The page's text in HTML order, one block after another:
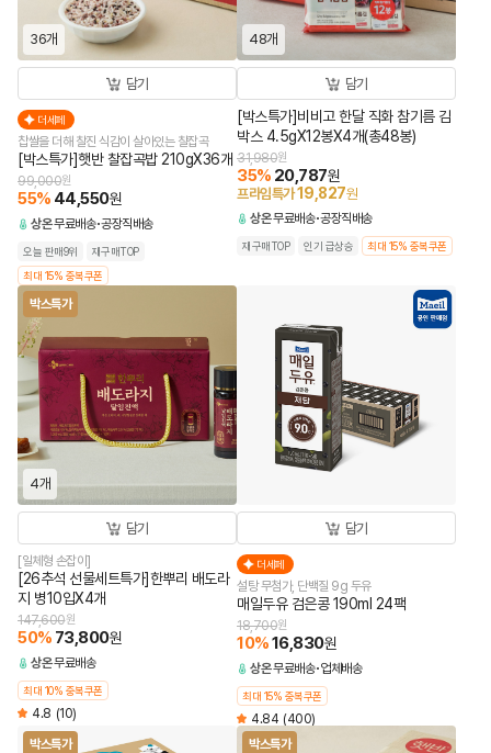
36개
담기
더세페
찹쌀을 더해 찰진 식감이 살아있는 찰잡곡
[박스특가]햇반 찰잡곡밥 210gX36개
99,000원
55% 44,550원
상온무료배송 공장직배송
오늘 판매9위
재구매TOP
최대 15% 중복쿠폰
48개
담기
[박스특가]비비고 한달 직화 참기름 김
박스 4.5gX12봉X4개(총48봉)
31,980원
35% 20,787원
프라임특가19,827원
상온무료배송 공장직배송
재구매TOP 인기 급상승 최대 15% 중복쿠폰
박스특가
4개
담기
[일체형 손잡이]
[26추석 선물세트특가]한뿌리 배도라
지 병10입X4개
147,600원
50% 73,800원
상온무료배송
최대 10% 중복쿠폰
4.8 (10)
담기
더세페
설탕 무첨가, 단백질 9g 두유
매일두유 검은콩 190ml 24팩
18,700원
10%16,830원
상온무료배송 업체배송
최대 15% 중복쿠폰
4.84 (400)
박스특가
박스특가